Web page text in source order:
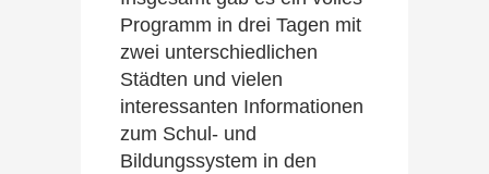
Programm in drei Tagen mit
zwei unterschiedlichen
Städten und vielen
interessanten Informationen
zum Schul- und
Bildungssystem in den